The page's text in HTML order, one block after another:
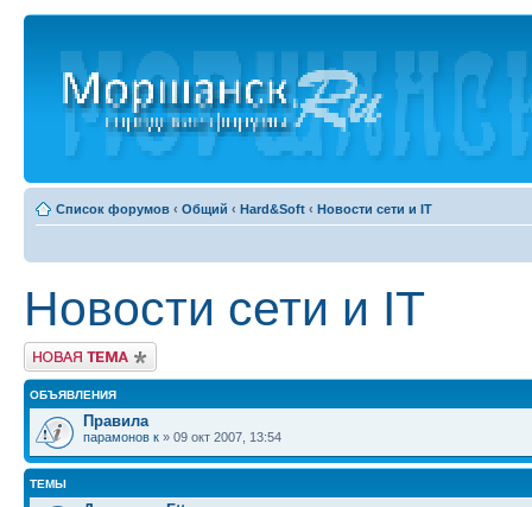
Список форумов ‹ Общий ‹ Hard&Soft ‹ Новости сети и IT
Новости сети и IT
Новая тема
ОБЪЯВЛЕНИЯ
Правила
парамонов к » 09 окт 2007, 13:54
ТЕМЫ